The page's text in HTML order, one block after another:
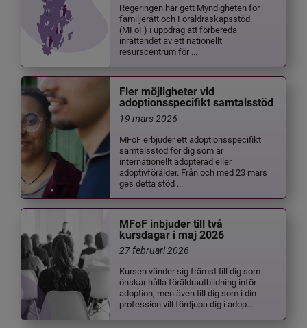
Regeringen har gett Myndigheten för
familjerätt och Föräldraskapsstöd
(MFoF) i uppdrag att förbereda
inrättandet av ett nationellt
resurscentrum för ...
Fler möjligheter vid
adoptionsspecifikt samtalsstöd
19 mars 2026
MFoF erbjuder ett adoptionsspecifikt
samtalsstöd för dig som är
internationellt adopterad eller
adoptivförälder. Från och med 23 mars
ges detta stöd ...
MFoF inbjuder till två
kursdagar i maj 2026
27 februari 2026
Kursen vänder sig främst till dig som
önskar hålla föräldrautbildning inför
adoption, men även till dig som i din
profession vill fördjupa dig i adop...